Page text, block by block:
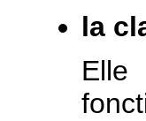
la
Elle